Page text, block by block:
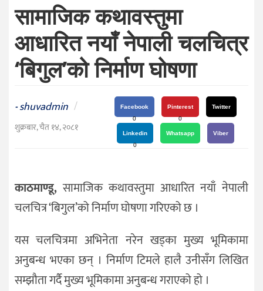
संघीय
प्रविधि
जीवनशैली
दर्शन
/
संस्कृति
राजनीति
सामाजिक कथावस्तुमा
आधारित नयाँ नेपाली चलचित्र
‘बिगुल’को निर्माण घोषणा
-shuvadmin /
शुक्रबार, चैत १४, २०८१
Facebook
0
Pinterest
0
Twitter
Linkedin
0
Whatsapp Viber
काठमाण्डू, सामाजिक कथावस्तुमा आधारित नयाँ नेपाली
चलचित्र ‘बिगुल’को निर्माण घोषणा गरिएको छ ।
यस चलचित्रमा अभिनेता नरेन खड्का मुख्य भूमिकामा
अनुबन्ध भएका छन् । निर्माण टिमले हालै उनीसँग लिखित
सम्झौता गर्दै मुख्य भूमिकामा अनुबन्ध गराएको हो ।